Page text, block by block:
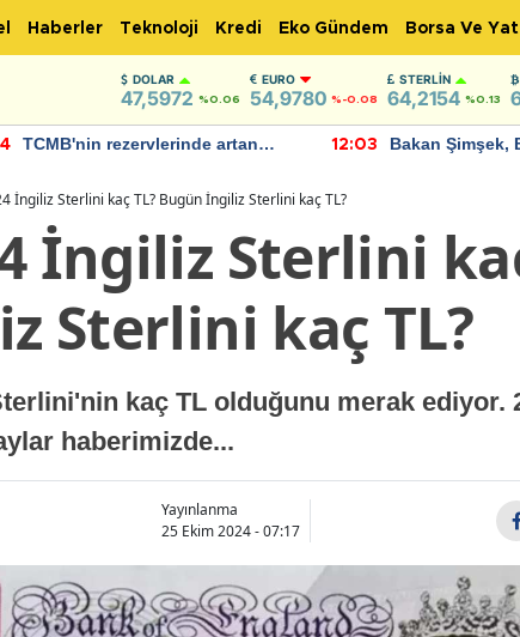
Haberler Teknoloji Kredi Eko Gündem Borsa Ve
DOLAR
47,5972 %0.06
EURO
54,9780 %-0.08
STERLIN
64,2154 %0.13
rezervlerinde artan
12:03
Bakan Şimşek,
İngiliz Sterlini kaç TL? Bugün İngiliz Sterlini kaç TL?
İngiliz Sterlini
Sterlini kaç TL?
kaç TL olduğunu merak ediyor.
haberimizde...
Yayınlanma
25 Ekim 2024 - 07:17